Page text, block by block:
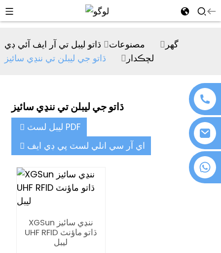
گھر مصنوعات
ڌاتو ليبل تي آر ايف آئي ڊي
لچڪدار
ڌاتو جي ليبلن تي ننڍي سائيز
ڌاتو جي ليبلن تي ننڍي سائيز
ليبل لسٽ PDF
اي آر سي انلي لسٽ پي ڊي ايف
XGSun ننڍي سائيز
UHF RFID ڌاتو ماؤنٽ
ليبل